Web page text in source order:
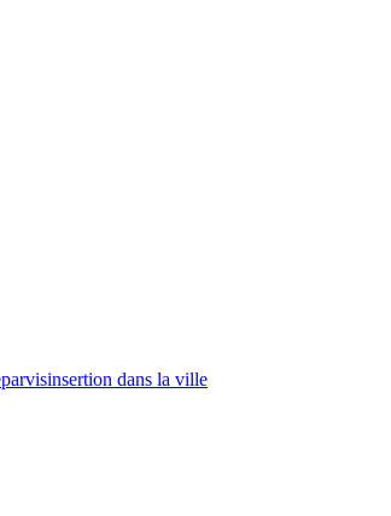
parvisinsertion dans la ville